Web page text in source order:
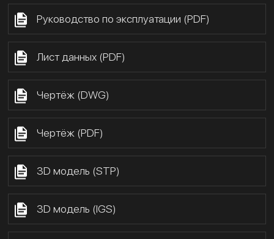
Руководство по эксплуатации (PDF)
Лист данных (PDF)
Чертёж (DWG)
Чертёж (PDF)
3D модель (STP)
3D модель (IGS)